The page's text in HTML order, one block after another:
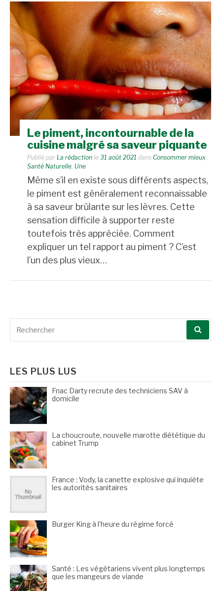
Le piment, incontournable de la
cuisine malgré sa saveur piquante
Publié par La rédaction le 31 août 2021 dans Consommer mieux
Santé Naturelle Une
Même s’il en existe sous différents aspects,
le piment est généralement reconnaissable
à sa saveur brûlante sur les lèvres. Cette
sensation difficile à supporter reste
toutefois très appréciée. Comment
expliquer un tel rapport au piment ? C’est
l’un des plus vieux…
LES PLUS LUS
Fnac Darty recrute des techniciens SAV à
domicile
La choucroute, nouvelle marotte diététique du
cabinet Trump
France : Vody, la canette explosive qui inquiète
les autorités sanitaires
Burger King à l’heure du régime forcé
Santé : Les végétariens vivent plus longtemps
que les mangeurs de viande